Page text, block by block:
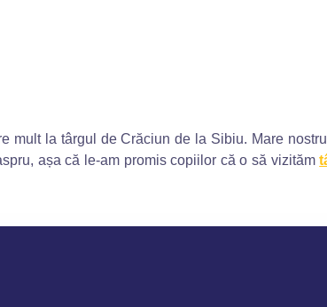
mult la târgul de Crăciun de la Sibiu. Mare
așa că le-am promis copiilor că o să vizităm